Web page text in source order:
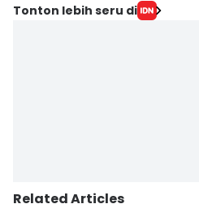
Editor
Tonton lebih seru di
Related Articles